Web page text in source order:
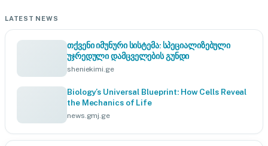
LATEST NEWS
თქვენი იმუნური სისტემა: სპეციალიზებული
უჯრედული დამცველების გუნდი
sheniekimi.ge
Biology’s Universal Blueprint: How Cells Reveal
the Mechanics of Life
news.gmj.ge